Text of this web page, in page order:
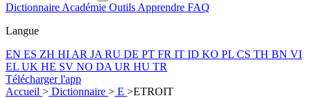
Dictionnaire Académie Outils Apprendre FAQ
Langue
EN ES ZH HI AR JA RU DE PT FR IT ID KO PL CS TH BN VI
EL UK HE SV NO DA UR HU TR
Télécharger l'app
Accueil > Dictionnaire > E >ETROIT